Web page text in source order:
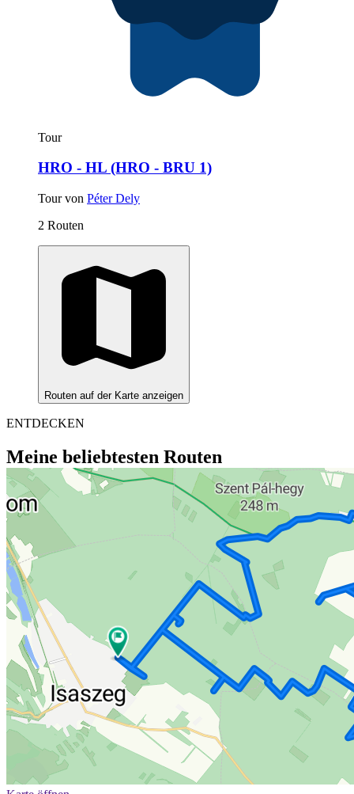
Tour
HRO - HL (HRO - BRU 1)
Tour von Péter Dely
2 Routen
Routen auf der Karte anzeigen
ENTDECKEN
Meine beliebtesten Routen